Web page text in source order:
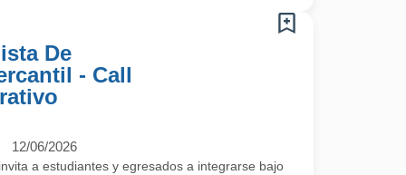
De
- Call
12/06/2026
a estudiantes y egresados a integrarse bajo